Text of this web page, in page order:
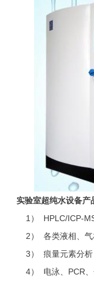
实验室超纯水设备产
1） HPLC/ICP-
2） 各类液相、气
3） 痕量元素分析
4） 电泳、PCR、